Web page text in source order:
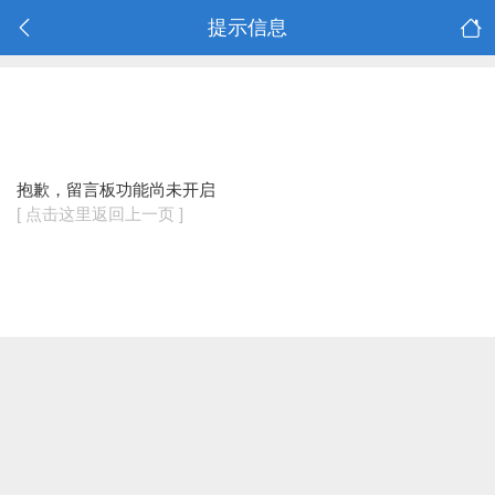
提示信息
抱歉，留言板功能尚未开启
[ 点击这里返回上一页 ]